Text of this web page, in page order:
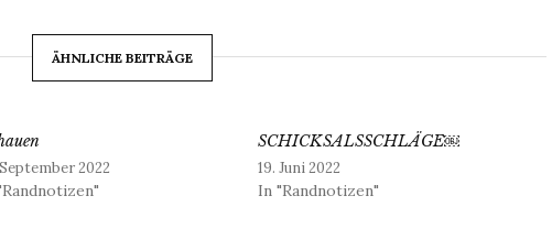
ÄHNLICHE BEITRÄGE
2022
SCHICKSALSSCHLÄGE￼
19. Juni 2022
In "Randnotizen"